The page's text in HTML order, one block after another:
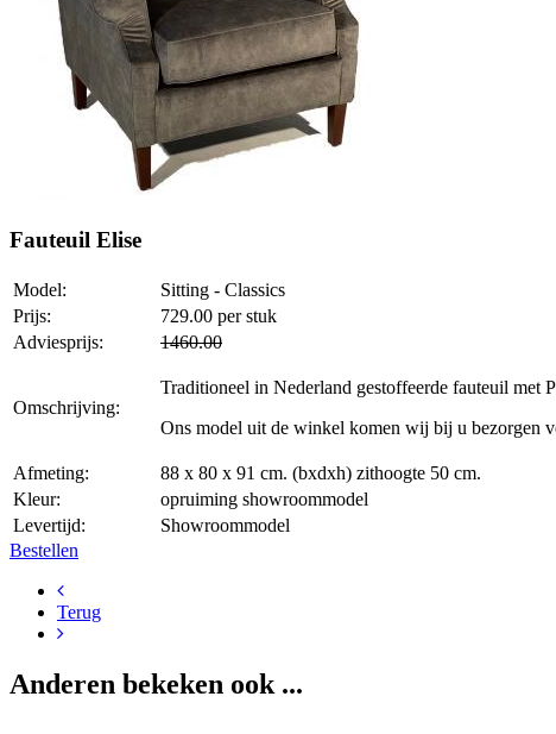
Fauteuil Elise
Model:
Sitting - Classics
Prijs:
729.00 per stuk
Adviesprijs:
1460.00
Omschrijving:
Traditioneel in Nederland gestoffeerde fauteuil met
Ons model uit de winkel komen wij bij u bezorgen
Afmeting:
88 x 80 x 91 cm. (bxdxh) zithoogte 50 cm.
Kleur:
opruiming showroommodel
Levertijd:
Showroommodel
Bestellen
Terug
Anderen bekeken ook ...